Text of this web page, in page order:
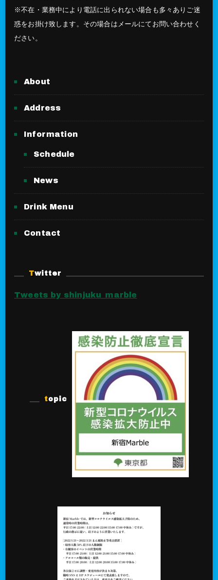
※不在・業務中により電話に出られない場合も多々ありご迷
惑をお掛け致します。その場合はメールにてお問い合わせく
ださい。
About
Address
Information
Schedule
News
Drink Menu
Contact
Twitter
Tweets by shinjuku_marble
topic